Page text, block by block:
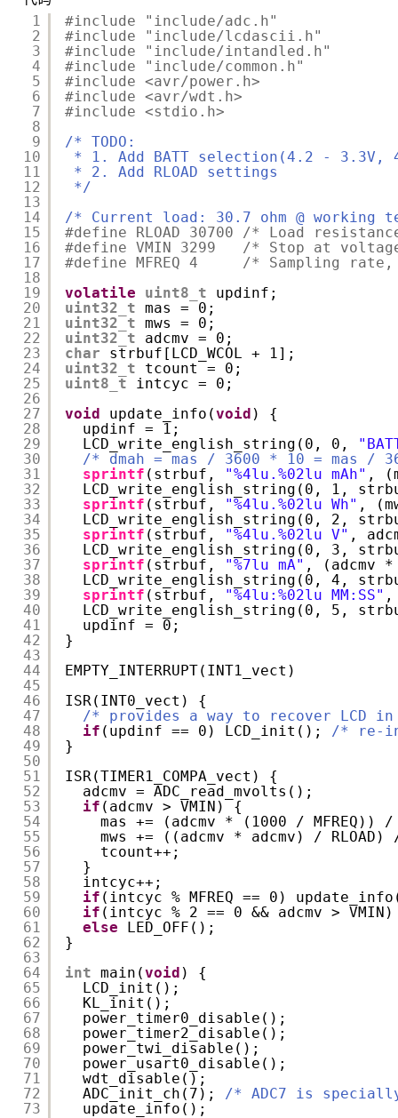
1
2
3
4
5
6
7
8
9
10
11
12
13
14
15
16
17
18
19
20
21
22
23
24
25
26
27
28
29
30
31
32
33
34
35
36
37
38
39
40
41
42
43
44
45
46
47
48
49
50
51
52
53
54
55
56
57
58
59
60
61
62
63
64
65
66
67
68
69
70
71
72
73
#include "include/adc.h"
#include "include/lcdascii.h"
#include "include/intandled.h"
#include "include/common.h"
#include <avr/power.h>
#include <avr/wdt.h>
#include <stdio.h>
/* TODO:
* 1. Add BATT selection(4.2 -
* 2. Add RLOAD settings
*/
/* Current load: 30.7 ohm @ working
#define RLOAD 30700 /* Load
#define VMIN 3299   /* Stop at
#define MFREQ 4     /* Sampling
volatile
uint8_t
updinf;
uint32_t mas = 0;
uint32_t mws = 0;
uint32_t
adcmv = 0;
char
strbuf[LCD_WCOL + 1];
uint32_t
tcount = 0;
uint8_t
intcyc = 0;
void
update_info(void ) {
updinf = 1;
LCD_write_english_string(0, 0,
/* dmah = mas / 3600 * 10 = mas /
sprintf (strbuf, "%4lu.%02lu mAh" ,
LCD_write_english_string(0, 1,
sprintf (strbuf, "%4lu.%02lu Wh" ,
LCD_write_english_string(0, 2,
sprintf (strbuf, "%4lu.%02lu V" ,
LCD_write_english_string(0, 3,
sprintf (strbuf, "%7lu mA" , (adcmv *
LCD_write_english_string(0, 4,
sprintf (strbuf, "%4lu:%02lu MM:SS" ,
LCD_write_english_string(0, 5,
updinf = 0;
}
EMPTY_INTERRUPT(INT1_vect)
ISR(INT0_vect) {
/* provides a way to recover LCD
if (updinf == 0) LCD_init(); /* re-
}
ISR(TIMER1_COMPA_vect) {
adcmv = ADC_read_mvolts();
if (adcmv > VMIN) {
mas += (adcmv * (1000 / MFREQ)) /
mws += ((adcmv * adcmv) / RLOAD) /
tcount++;
}
intcyc++;
if (intcyc % MFREQ == 0)
if (intcyc % 2 == 0 && adcmv > VMIN)
else
LED_OFF();
}
int main(void ) {
LCD_init();
KL_init();
power_timer0_disable();
power_timer2_disable();
power_twi_disable();
power_usart0_disable();
wdt_disable();
ADC_init_ch(7); /* ADC7 is
update_info();